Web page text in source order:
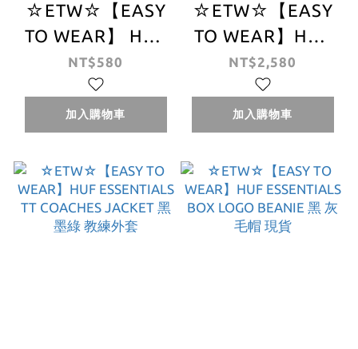
☆ETW☆【EASY
TO WEAR】 HUF
PLANTLIFE
SOCKS 襪子 長襪
黑 白 現貨
NT$580
加入購物車
☆ETW☆【EASY
TO WEAR】HUF
BOX LOGO P/O
HOODIE 連帽T 帽
T 灰
NT$2,580
加入購物車